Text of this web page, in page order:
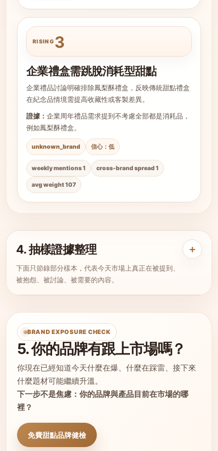
RISING 3
企業禮盒需跳脫消耗型甜點
企業禮品討論明確排除鳳梨酥禮盒，反映傳統甜點禮盒
在紀念品情境需提高收藏性或客製差異。
證據： 企業周年禮品需求提到不考慮全部都是消耗品，
例如鳳梨酥禮盒。
unknown_brand 信心：低
weekly mentions 1 cross-brand spread 1
avg weight 107
4. 抽樣證據整理
下面只節錄部分樣本，代表今天市場上真正在被提到、
被抱怨、被討論、被需要的內容。
＋
BRAND EXPOSURE CHECK
5. 你的品牌有跟上市場嗎？
你現在已經知道今天什麼在爆、什麼在踩雷、接下來
什麼題材可能繼續升溫。
下一步不是焦慮：你的品牌與產品目前在市場的哪
裡？
免費甜點品牌健檢